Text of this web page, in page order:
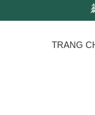
TRANG